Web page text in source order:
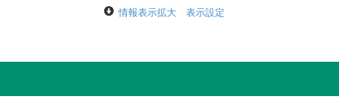
情報表示拡大 表示設定